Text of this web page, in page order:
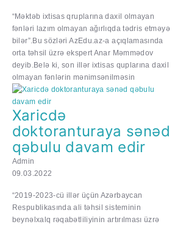
“Məktəb ixtisas qruplarına daxil olmayan
fənləri lazım olmayan ağırlıqda tədris etməyə
bilər”.Bu sözləri AzEdu.az-a açıqlamasında
orta təhsil üzrə ekspert Anar Məmmədov
deyib.Belə ki, son illər ixtisas quplarına daxil
olmayan fənlərin mənimsənilməsin
Xaricdə
doktoranturaya sənəd
qəbulu davam edir
Admin
09.03.2022
“2019-2023-cü illər üçün Azərbaycan
Respublikasında ali təhsil sisteminin
beynəlxalq rəqabətliliyinin artırılması üzrə